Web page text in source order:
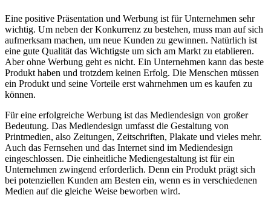
Eine positive Präsentation und Werbung ist für Unternehmen sehr
wichtig. Um neben der Konkurrenz zu bestehen, muss man auf sich
aufmerksam machen, um neue Kunden zu gewinnen. Natürlich ist
eine gute Qualität das Wichtigste um sich am Markt zu etablieren.
Aber ohne Werbung geht es nicht. Ein Unternehmen kann das beste
Produkt haben und trotzdem keinen Erfolg. Die Menschen müssen
ein Produkt und seine Vorteile erst wahrnehmen um es kaufen zu
können.
Für eine erfolgreiche Werbung ist das Mediendesign von großer
Bedeutung. Das Mediendesign umfasst die Gestaltung von
Printmedien, also Zeitungen, Zeitschriften, Plakate und vieles mehr.
Auch das Fernsehen und das Internet sind im Mediendesign
eingeschlossen. Die einheitliche Mediengestaltung ist für ein
Unternehmen zwingend erforderlich. Denn ein Produkt prägt sich
bei potenziellen Kunden am Besten ein, wenn es in verschiedenen
Medien auf die gleiche Weise beworben wird.